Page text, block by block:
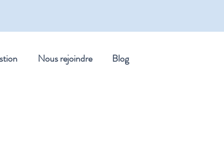
Nous rejoindre Blog